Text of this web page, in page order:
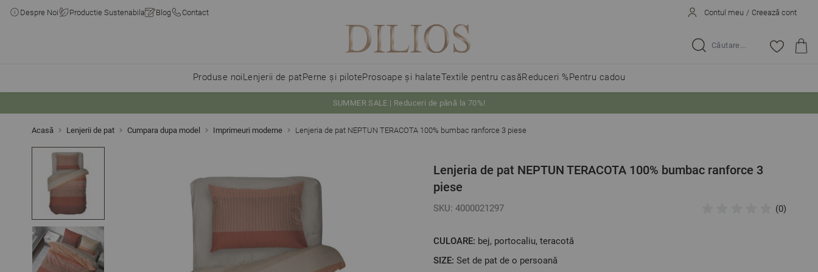
Despre Noi Productie Sustenabila Blog Contact Contul meu / Creează cont
Caută...
Produse noiLenjerii de patPerne și piloteProsoape și halateTextile pentru casăReduceri %Pentru cadou
SUMMER SALE | Reduceri de până la 70%!
Acasă Lenjerii de pat Cumpara dupa model Imprimeuri moderne Lenjeria de pat NEPTUN TERACOTA 100% bumbac ranforce 3 piese
Lenjeria de pat NEPTUN TERACOTA 100% bumbac ranforce 3
piese
SKU: 4000021297 (0)
CULOARE: bej, portocaliu, teracotă
SIZE: Set de pat de o persoană